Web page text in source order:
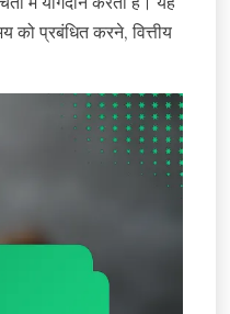
को प्रबंधित करने, वित्तीय